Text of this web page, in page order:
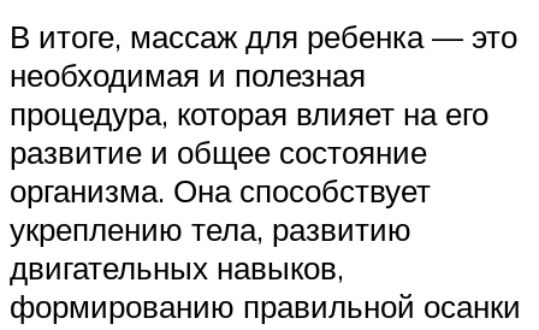
В итоге, массаж для ребенка — это
необходимая и полезная
процедура, которая влияет на его
развитие и общее состояние
организма. Она способствует
укреплению тела, развитию
двигательных навыков,
формированию правильной осанки